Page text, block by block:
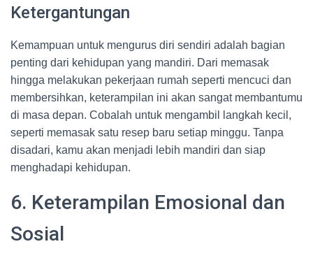
Ketergantungan
Kemampuan untuk mengurus diri sendiri adalah bagian
penting dari kehidupan yang mandiri. Dari memasak
hingga melakukan pekerjaan rumah seperti mencuci dan
membersihkan, keterampilan ini akan sangat membantumu
di masa depan. Cobalah untuk mengambil langkah kecil,
seperti memasak satu resep baru setiap minggu. Tanpa
disadari, kamu akan menjadi lebih mandiri dan siap
menghadapi kehidupan.
6. Keterampilan Emosional dan
Sosial